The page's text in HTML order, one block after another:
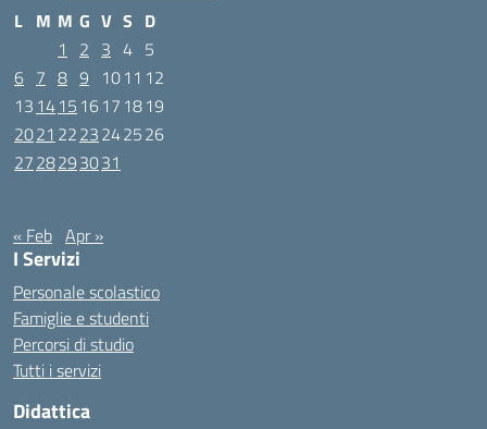
L M M G V S D
1
2 3 4 5
6 7 8 9 1011 12
13 1415 1617 1819
2021 2223242526
2728293031
« Feb Apr »
I Servizi
Personale scolastico
Famiglie e studenti
Percorsi di studio
Tutti i servizi
Didattica